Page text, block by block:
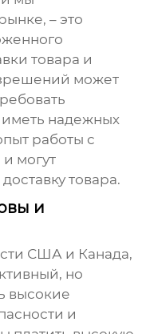
– это
товара и
может
иметь надежных
работы с
могут
товара.
и
США и Канада,
но
высокие
и